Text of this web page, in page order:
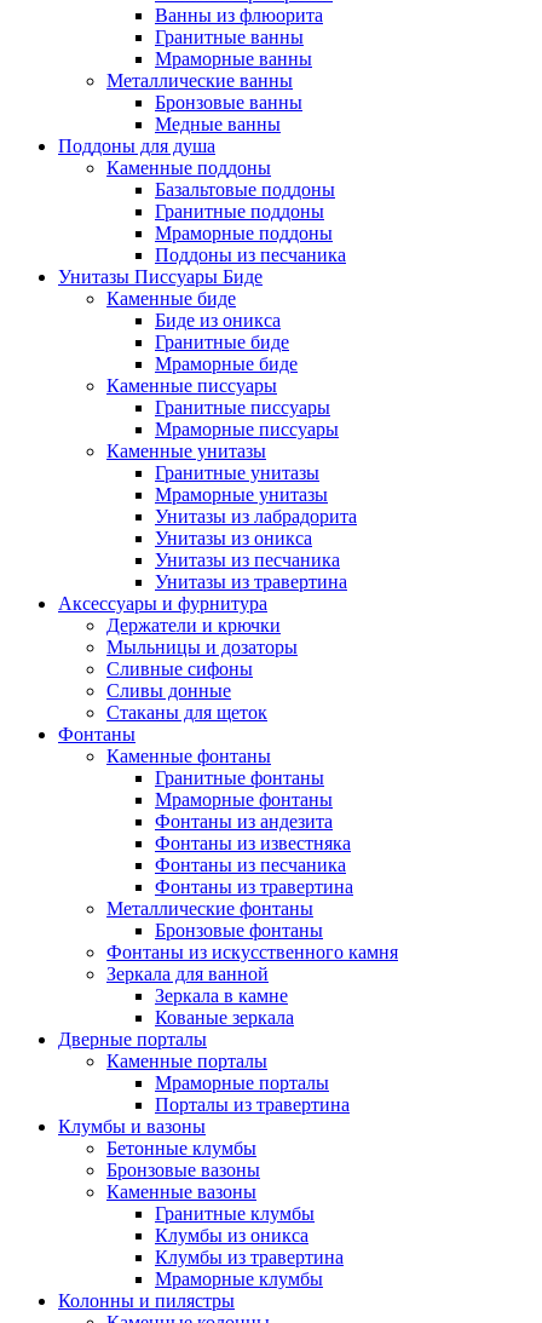
Ванны из флюорита
Гранитные ванны
Мраморные ванны
Металлические ванны
Бронзовые ванны
Медные ванны
Поддоны для душа
Каменные поддоны
Базальтовые поддоны
Гранитные поддоны
Мраморные поддоны
Поддоны из песчаника
Унитазы Писсуары Биде
Каменные биде
Биде из оникса
Гранитные биде
Мраморные биде
Каменные писсуары
Гранитные писсуары
Мраморные писсуары
Каменные унитазы
Гранитные унитазы
Мраморные унитазы
Унитазы из лабрадорита
Унитазы из оникса
Унитазы из песчаника
Унитазы из травертина
Аксессуары и фурнитура
Держатели и крючки
Мыльницы и дозаторы
Сливные сифоны
Сливы донные
Стаканы для щеток
Фонтаны
Каменные фонтаны
Гранитные фонтаны
Мраморные фонтаны
Фонтаны из андезита
Фонтаны из известняка
Фонтаны из песчаника
Фонтаны из травертина
Металлические фонтаны
Бронзовые фонтаны
Фонтаны из искусственного камня
Зеркала для ванной
Зеркала в камне
Кованые зеркала
Дверные порталы
Каменные порталы
Мраморные порталы
Порталы из травертина
Клумбы и вазоны
Бетонные клумбы
Бронзовые вазоны
Каменные вазоны
Гранитные клумбы
Клумбы из оникса
Клумбы из травертина
Мраморные клумбы
Колонны и пилястры